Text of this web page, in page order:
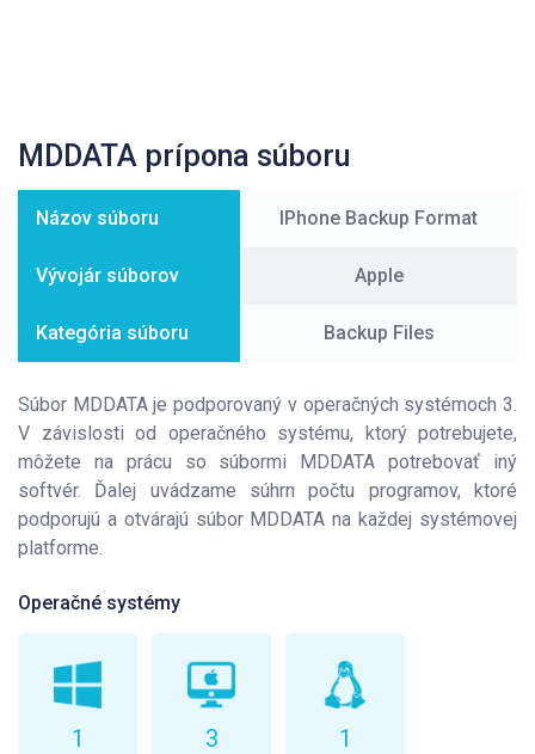
MDDATA prípona súboru
Názov súboru IPhone Backup Format
Vývojár súborov Apple
Kategória súboru Backup Files
Súbor MDDATA je podporovaný v operačných systémoch 3.
V závislosti od operačného systému, ktorý potrebujete,
môžete na prácu so súbormi MDDATA potrebovať iný
softvér. Ďalej uvádzame súhrn počtu programov, ktoré
podporujú a otvárajú súbor MDDATA na každej systémovej
platforme.
Operačné systémy
1 3 1